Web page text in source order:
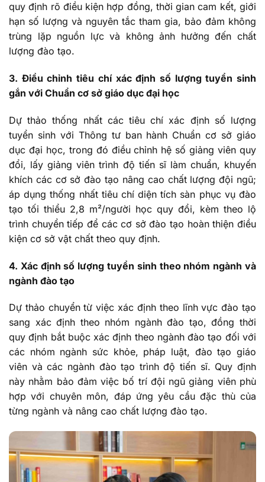
quy định rõ điều kiện hợp đồng, thời gian cam kết, giới
hạn số lượng và nguyên tắc tham gia, bảo đảm không
trùng lặp nguồn lực và không ảnh hưởng đến chất
lượng đào tạo.
3. Điều chỉnh tiêu chí xác định số lượng tuyển sinh
gắn với Chuẩn cơ sở giáo dục đại học
Dự thảo thống nhất các tiêu chí xác định số lượng
tuyển sinh với Thông tư ban hành Chuẩn cơ sở giáo
dục đại học, trong đó điều chỉnh hệ số giảng viên quy
đổi, lấy giảng viên trình độ tiến sĩ làm chuẩn, khuyến
khích các cơ sở đào tạo nâng cao chất lượng đội ngũ;
áp dụng thống nhất tiêu chí diện tích sàn phục vụ đào
tạo tối thiểu 2,8 m²/người học quy đổi, kèm theo lộ
trình chuyển tiếp để các cơ sở đào tạo hoàn thiện điều
kiện cơ sở vật chất theo quy định.
4. Xác định số lượng tuyển sinh theo nhóm ngành và
ngành đào tạo
Dự thảo chuyển từ việc xác định theo lĩnh vực đào tạo
sang xác định theo nhóm ngành đào tạo, đồng thời
quy định bắt buộc xác định theo ngành đào tạo đối với
các nhóm ngành sức khỏe, pháp luật, đào tạo giáo
viên và các ngành đào tạo trình độ tiến sĩ. Quy định
này nhằm bảo đảm việc bố trí đội ngũ giảng viên phù
hợp với chuyên môn, đáp ứng yêu cầu đặc thù của
từng ngành và nâng cao chất lượng đào tạo.